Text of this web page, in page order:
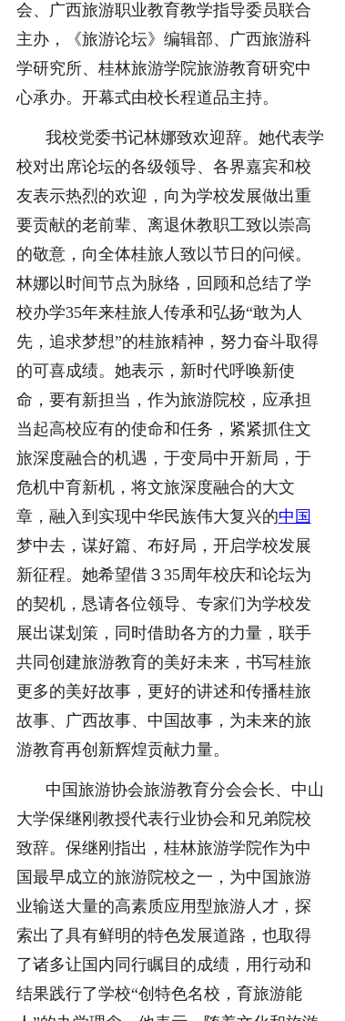
会、广西旅游职业教育教学指导委员联合
主办，《旅游论坛》编辑部、广西旅游科
学研究所、桂林旅游学院旅游教育研究中
心承办。开幕式由校长程道品主持。
我校党委书记林娜致欢迎辞。她代表学
校对出席论坛的各级领导、各界嘉宾和校
友表示热烈的欢迎，向为学校发展做出重
要贡献的老前辈、离退休教职工致以崇高
的敬意，向全体桂旅人致以节日的问候。
林娜以时间节点为脉络，回顾和总结了学
校办学35年来桂旅人传承和弘扬“敢为人
先，追求梦想”的桂旅精神，努力奋斗取得
的可喜成绩。她表示，新时代呼唤新使
命，要有新担当，作为旅游院校，应承担
当起高校应有的使命和任务，紧紧抓住文
旅深度融合的机遇，于变局中开新局，于
危机中育新机，将文旅深度融合的大文
章，融入到实现中华民族伟大复兴的中国
梦中去，谋好篇、布好局，开启学校发展
新征程。她希望借３35周年校庆和论坛为
的契机，恳请各位领导、专家们为学校发
展出谋划策，同时借助各方的力量，联手
共同创建旅游教育的美好未来，书写桂旅
更多的美好故事，更好的讲述和传播桂旅
故事、广西故事、中国故事，为未来的旅
游教育再创新辉煌贡献力量。
中国旅游协会旅游教育分会会长、中山
大学保继刚教授代表行业协会和兄弟院校
致辞。保继刚指出，桂林旅游学院作为中
国最早成立的旅游院校之一，为中国旅游
业输送大量的高素质应用型旅游人才，探
索出了具有鲜明的特色发展道路，也取得
了诸多让国内同行瞩目的成绩，用行动和
结果践行了学校“创特色名校，育旅游能